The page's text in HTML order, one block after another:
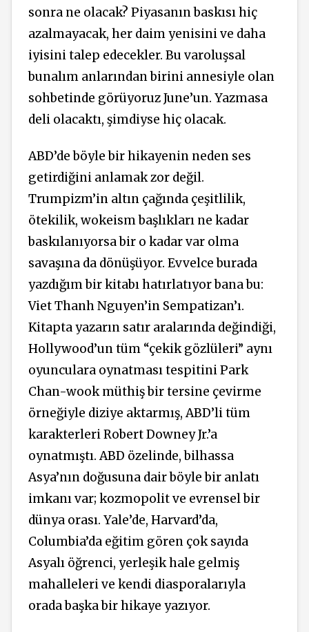
sonra ne olacak? Piyasanın baskısı hiç
azalmayacak, her daim yenisini ve daha
iyisini talep edecekler. Bu varoluşsal
bunalım anlarından birini annesiyle olan
sohbetinde görüyoruz June’un. Yazmasa
deli olacaktı, şimdiyse hiç olacak.
ABD’de böyle bir hikayenin neden ses
getirdiğini anlamak zor değil.
Trumpizm’in altın çağında çeşitlilik,
ötekilik, wokeism başlıkları ne kadar
baskılanıyorsa bir o kadar var olma
savaşına da dönüşüyor. Evvelce burada
yazdığım bir kitabı hatırlatıyor bana bu:
Viet Thanh Nguyen’in Sempatizan’ı.
Kitapta yazarın satır aralarında değindiği,
Hollywood’un tüm “çekik gözlüleri” aynı
oyunculara oynatması tespitini Park
Chan-wook müthiş bir tersine çevirme
örneğiyle diziye aktarmış, ABD’li tüm
karakterleri Robert Downey Jr.’a
oynatmıştı. ABD özelinde, bilhassa
Asya’nın doğusuna dair böyle bir anlatı
imkanı var; kozmopolit ve evrensel bir
dünya orası. Yale’de, Harvard’da,
Columbia’da eğitim gören çok sayıda
Asyalı öğrenci, yerleşik hale gelmiş
mahalleleri ve kendi diasporalarıyla
orada başka bir hikaye yazıyor.